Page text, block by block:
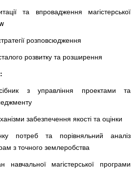
та впровадження магістерської
розповсюдження
розвитку та розширення
з управління проектами та
забезпечення якості та оцінки
потреб та порівняльний аналіз
з точного землеробства
навчальної магістерської програми